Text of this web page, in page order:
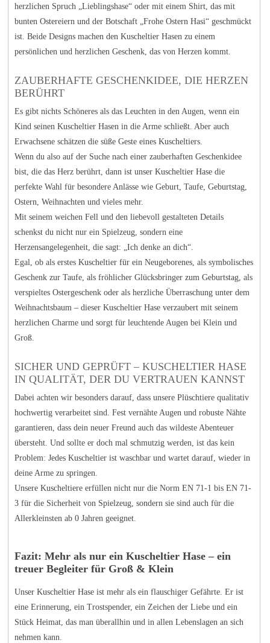
herzlichen Spruch „Lieblingshase“ oder mit einem Shirt, das mit
bunten Ostereiern und der Botschaft „Frohe Ostern Hasi“ geschmückt
ist. Beide Designs machen den Kuscheltier Hasen zu einem
persönlichen und herzlichen Geschenk, das von Herzen kommt.
ZAUBERHAFTE GESCHENKIDEE, DIE HERZEN
BERÜHRT
Es gibt nichts Schöneres als das Leuchten in den Augen, wenn ein
Kind seinen Kuscheltier Hasen in die Arme schließt. Aber auch
Erwachsene schätzen die süße Geste eines Kuscheltiers.
Wenn du also auf der Suche nach einer zauberhaften Geschenkidee
bist, die das Herz berührt, dann ist unser Kuscheltier Hase die
perfekte Wahl für besondere Anlässe wie Geburt, Taufe, Geburtstag,
Ostern, Weihnachten und vieles mehr.
Mit seinem weichen Fell und den liebevoll gestalteten Details
schenkst du nicht nur ein Spielzeug, sondern eine
Herzensangelegenheit, die sagt: „Ich denke an dich“.
Egal, ob als erstes Kuscheltier für ein Neugeborenes, als symbolisches
Geschenk zur Taufe, als fröhlicher Glücksbringer zum Geburtstag, als
verspieltes Ostergeschenk oder als herzliche Überraschung unter dem
Weihnachtsbaum – dieser Kuscheltier Hase verzaubert mit seinem
herzlichen Charme und sorgt für leuchtende Augen bei Klein und
Groß.
SICHER UND GEPRÜFT – KUSCHELTIER HASE
IN QUALITÄT, DER DU VERTRAUEN KANNST
Dabei achten wir besonders darauf, dass unsere Plüschtiere qualitativ
hochwertig verarbeitet sind. Fest vernähte Augen und robuste Nähte
garantieren, dass dein neuer Freund auch das wildeste Abenteuer
übersteht. Und sollte er doch mal schmutzig werden, ist das kein
Problem: Jedes Kuscheltier ist waschbar und wartet darauf, wieder in
deine Arme zu springen.
Unsere Kuscheltiere erfüllen nicht nur die Norm EN 71-1 bis EN 71-
3 für die Sicherheit von Spielzeug, sondern sie sind auch für die
Allerkleinsten ab 0 Jahren geeignet.
Fazit: Mehr als nur ein Kuscheltier Hase – ein
treuer Begleiter für Groß & Klein
Unser Kuscheltier Hase ist mehr als ein flauschiger Gefährte. Er ist
eine Erinnerung, ein Trostspender, ein Zeichen der Liebe und ein
Stück Heimat, das man überallhin und in allen Lebenslagen an sich
nehmen kann.